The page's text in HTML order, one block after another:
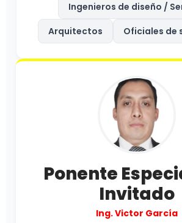
Ingenieros de diseño /
Arquitectos
Oficiales de
Ponente
Invitado
Ing. Victor García